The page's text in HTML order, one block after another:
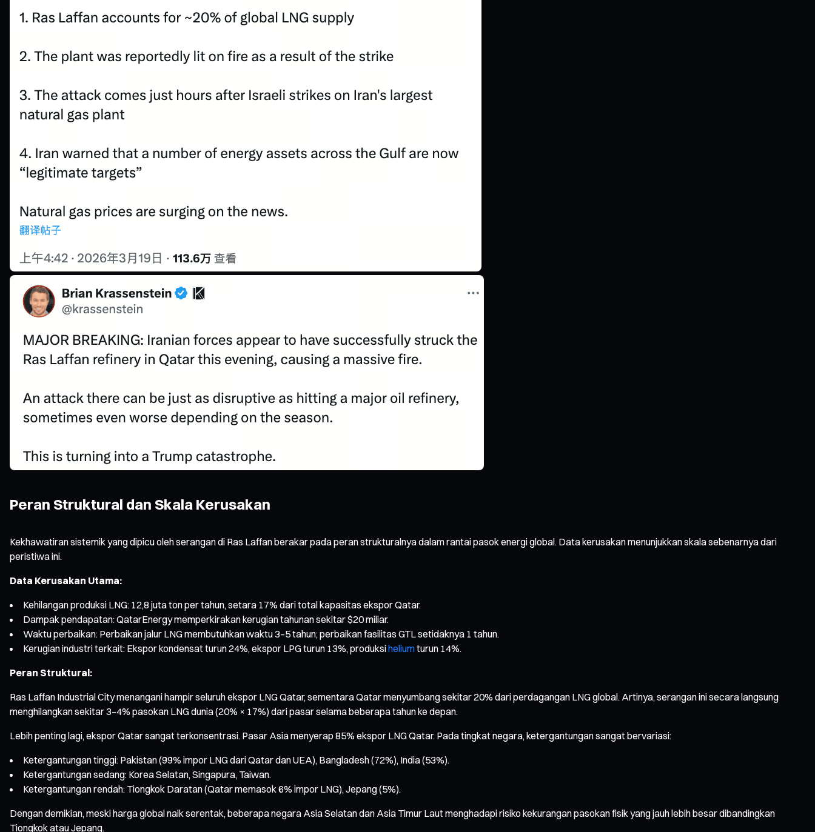
Peran Struktural dan Skala Kerusakan
Kekhawatiran sistemik yang dipicu oleh serangan di Ras Laffan berakar pada peran strukturalnya dalam rantai pasok energi global. Data kerusakan menunjukkan skala sebenarnya dari
peristiwa ini.
Data Kerusakan Utama:
Kehilangan produksi LNG: 12,8 juta ton per tahun, setara 17% dari total kapasitas ekspor Qatar.
Dampak pendapatan: QatarEnergy memperkirakan kerugian tahunan sekitar $20 miliar.
Waktu perbaikan: Perbaikan jalur LNG membutuhkan waktu 3–5 tahun; perbaikan fasilitas GTL setidaknya 1 tahun.
Kerugian industri terkait: Ekspor kondensat turun 24%, ekspor LPG turun 13%, produksiheliumturun 14%.
Peran Struktural:
Ras Laffan Industrial City menangani hampir seluruh ekspor LNG Qatar, sementara Qatar menyumbang sekitar 20% dari perdagangan LNG global. Artinya, serangan ini secara langsung
menghilangkan sekitar 3–4% pasokan LNG dunia (20% × 17%) dari pasar selama beberapa tahun ke depan.
Lebih penting lagi, ekspor Qatar sangat terkonsentrasi. Pasar Asia menyerap 85% ekspor LNG Qatar. Pada tingkat negara, ketergantungan sangat bervariasi:
Ketergantungan tinggi: Pakistan (99% impor LNG dari Qatar dan UEA), Bangladesh (72%), India (53%).
Ketergantungan sedang: Korea Selatan, Singapura, Taiwan.
Ketergantungan rendah: Tiongkok Daratan (Qatar memasok 6% impor LNG), Jepang (5%).
Dengan demikian, meski harga global naik serentak, beberapa negara Asia Selatan dan Asia Timur Laut menghadapi risiko kekurangan pasokan fisik yang jauh lebih besar dibandingkan
Tiongkok atau Jepang.